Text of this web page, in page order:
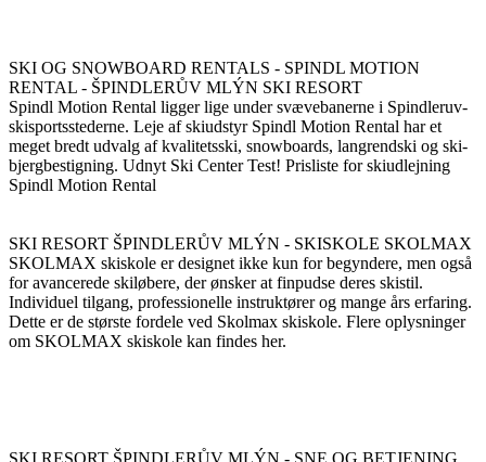
SKI OG SNOWBOARD RENTALS - SPINDL MOTION
RENTAL - ŠPINDLERŮV MLÝN SKI RESORT
Spindl Motion Rental ligger lige under svævebanerne i Spindleruv-
skisportsstederne. Leje af skiudstyr Spindl Motion Rental har et
meget bredt udvalg af kvalitetsski, snowboards, langrendski og ski-
bjergbestigning. Udnyt Ski Center Test! Prisliste for skiudlejning
Spindl Motion Rental
SKI RESORT ŠPINDLERŮV MLÝN - SKISKOLE SKOLMAX
SKOLMAX skiskole er designet ikke kun for begyndere, men også
for avancerede skiløbere, der ønsker at finpudse deres skistil.
Individuel tilgang, professionelle instruktører og mange års erfaring.
Dette er de største fordele ved Skolmax skiskole. Flere oplysninger
om SKOLMAX skiskole kan findes her.
SKI RESORT ŠPINDLERŮV MLÝN - SNE OG BETJENING